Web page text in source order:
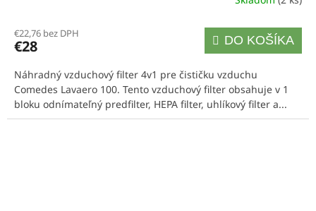
€22,76 bez DPH
€28 DO KOŠÍKA
Náhradný vzduchový filter 4v1 pre čističku vzduchu
Comedes Lavaero 100. Tento vzduchový filter obsahuje v 1
bloku odnímateľný predfilter, HEPA filter, uhlíkový filter a...